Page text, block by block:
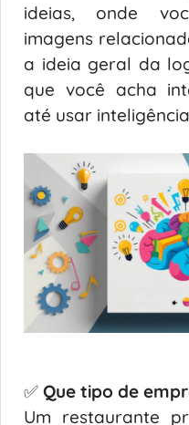
ideias, onde
imagens
a ideia geral da
que você acha
até usar
✅ Que tipo de
Um restaurante